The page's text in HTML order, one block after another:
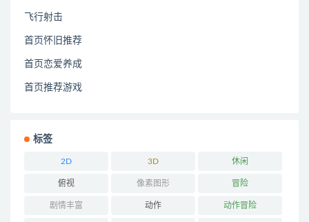
飞行射击
首页怀旧推荐
首页恋爱养成
首页推荐游戏
标签
2D 3D 休闲
俯视 像素图形 冒险
剧情丰富 动作 动作冒险